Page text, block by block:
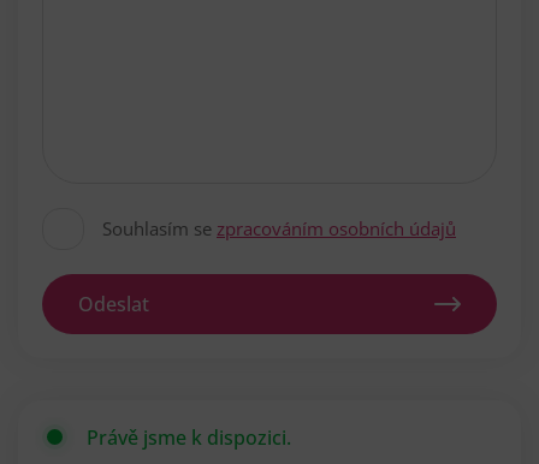
Souhlasím se zpracováním osobních údajů
Odeslat
Právě jsme k dispozici.